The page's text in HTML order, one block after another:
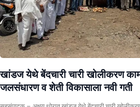
खांडज येथे बेंदचारी चारी खोलीकरण
जलसंधारण व शेती विकासाला नवी गती